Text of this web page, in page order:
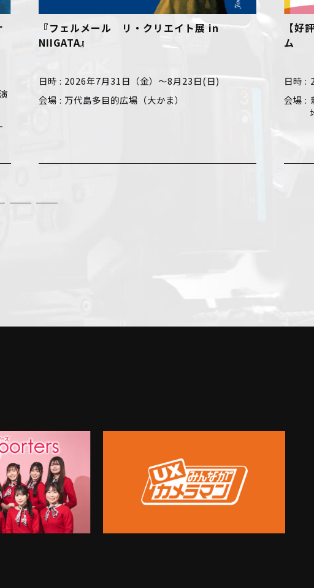
『フェルメール リ・クリエイト展 in
NIIGATA』
2026年7月31日（金）～8月23日(日)
会場
万代島多目的広場（大かま）
【好評開催中
日時
2026年
新潟市